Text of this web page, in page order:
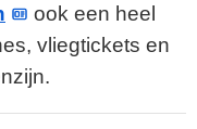
ook een heel
vliegtickets en